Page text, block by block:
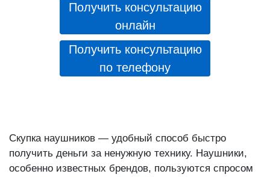
Получить консультацию
онлайн
Получить консультацию
по телефону
Скупка наушников — удобный способ быстро
получить деньги за ненужную технику. Наушники,
особенно известных брендов, пользуются спросом